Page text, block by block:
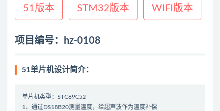
51版本 STM32版本 WIFI版本
项目编号：hz-0108
51单片机设计简介：
单片机类型：STC89C52
1、通过DS18B20测量温度，给超声波作为温度补偿